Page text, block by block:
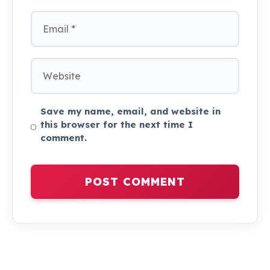
Email
Website
Save my name, email, and website in
this browser for the next time I
comment.